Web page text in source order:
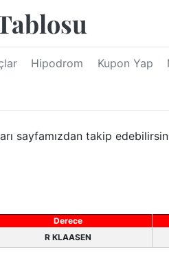
Hipodrom Kupon Yap
sayfamızdan takip
Derece
R KLAASEN